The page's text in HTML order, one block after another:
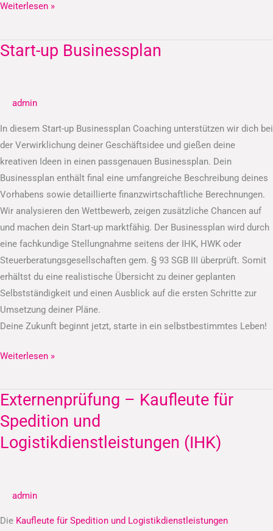
Weiterlesen »
Start-up Businessplan
admin
In diesem Start-up Businessplan Coaching unterstützen wir dich bei
der Verwirklichung deiner Geschäftsidee und gießen deine
kreativen Ideen in einen passgenauen Businessplan. Dein
Businessplan enthält final eine umfangreiche Beschreibung deines
Vorhabens sowie detaillierte finanzwirtschaftliche Berechnungen.
Wir analysieren den Wettbewerb, zeigen zusätzliche Chancen auf
und machen dein Start-up marktfähig. Der Businessplan wird durch
eine fachkundige Stellungnahme seitens der IHK, HWK oder
Steuerberatungsgesellschaften gem. § 93 SGB III überprüft. Somit
erhältst du eine realistische Übersicht zu deiner geplanten
Selbstständigkeit und einen Ausblick auf die ersten Schritte zur
Umsetzung deiner Pläne.
Deine Zukunft beginnt jetzt, starte in ein selbstbestimmtes Leben!
Start-
Weiterlesen »
Externenprüfung – Kaufleute für
Spedition und
Logistikdienstleistungen (IHK)
admin
Die Kaufleute für Spedition und Logistikdienstleistungen
Externenprüfung
–
Kaufleute
für
Logistikdienstleistungen